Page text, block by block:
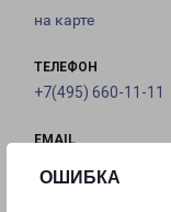
ОШИБКА
на карте
ТЕЛЕФОН
+7(495) 660-11-11
EMAIL